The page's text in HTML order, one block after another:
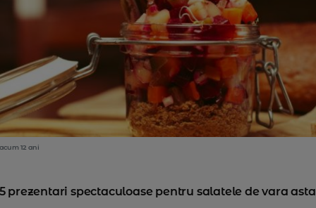
acum 12 ani
5 prezentari spectaculoase pentru salatele de vara asta